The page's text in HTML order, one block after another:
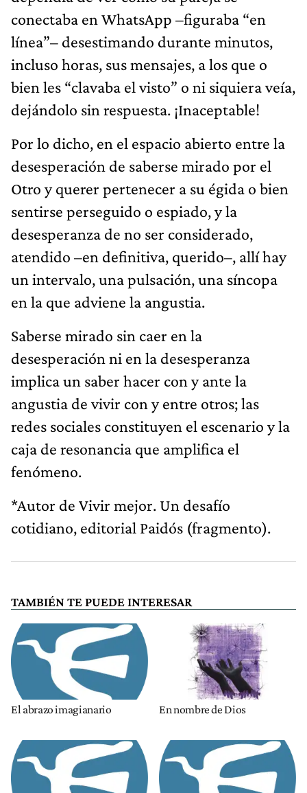
conectaba en WhatsApp –figuraba “en
línea”– desestimando durante minutos,
incluso horas, sus mensajes, a los que o
bien les “clavaba el visto” o ni siquiera veía,
dejándolo sin respuesta. ¡Inaceptable!
Por lo dicho, en el espacio abierto entre la
desesperación de saberse mirado por el
Otro y querer pertenecer a su égida o bien
sentirse perseguido o espiado, y la
desesperanza de no ser considerado,
atendido –en definitiva, querido–, allí hay
un intervalo, una pulsación, una síncopa
en la que adviene la angustia.
Saberse mirado sin caer en la
desesperación ni en la desesperanza
implica un saber hacer con y ante la
angustia de vivir con y entre otros; las
redes sociales constituyen el escenario y la
caja de resonancia que amplifica el
fenómeno.
*Autor de Vivir mejor. Un desafío
cotidiano, editorial Paidós (fragmento).
TAMBIÉN TE PUEDE INTERESAR
El abrazo imagianario En nombre de Dios